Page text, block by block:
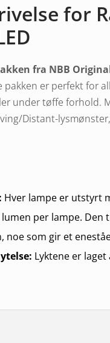
for
fra NBB
pakken er perfekt for
under tøffe forhold.
Distant-
Hver lampe er utstyrt
lumen per lampe.
noe som gir et
Lyktene er